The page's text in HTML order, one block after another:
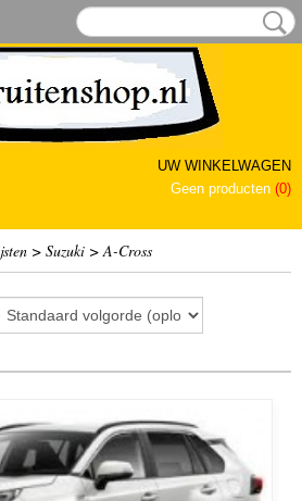
UW WINKELWAGEN
Geen producten (0)
> Suzuki >A-Cross